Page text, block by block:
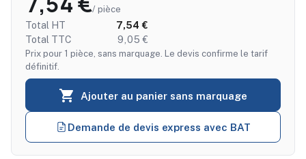
/ pièce
Total HT
7,54 €
Total TTC
9,05 €
Prix pour 1 pièce, sans marquage. Le devis confirme le tarif
définitif.
 Ajouter au panier sans marquage
Demande de devis express avec BAT